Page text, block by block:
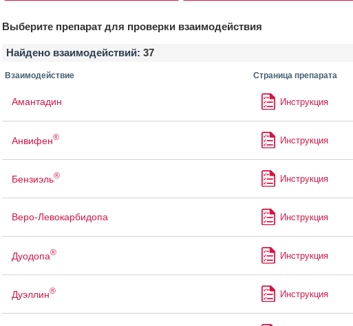
Выберите препарат для проверки взаимодействия
Найдено взаимодействий: 37
Взаимодействие Страница препарата
Амантадин Инструкция
Анвифен® Инструкция
Бензиэль® Инструкция
Веро-Левокарбидопа Инструкция
Дуодопа® Инструкция
Дуэллин® Инструкция